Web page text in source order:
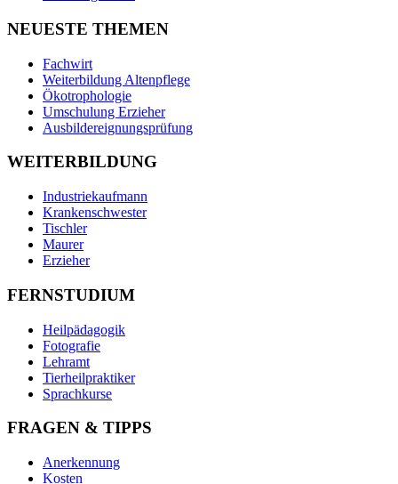
NEUESTE THEMEN
Fachwirt
Weiterbildung Altenpflege
Ökotrophologie
Umschulung Erzieher
Ausbildereignungsprüfung
WEITERBILDUNG
Industriekaufmann
Krankenschwester
Tischler
Maurer
Erzieher
FERNSTUDIUM
Heilpädagogik
Fotografie
Lehramt
Tierheilpraktiker
Sprachkurse
FRAGEN & TIPPS
Anerkennung
Kosten